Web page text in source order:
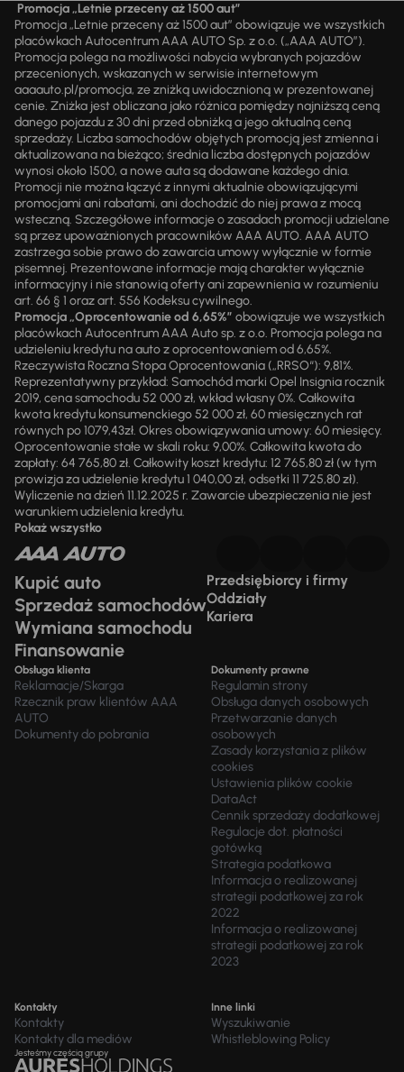
Promocja „Letnie przeceny aż 1500 aut”
Promocja „Letnie przeceny aż 1500 aut” obowiązuje we wszystkich
placówkach Autocentrum AAA AUTO Sp. z o.o. („AAA AUTO”).
Promocja polega na możliwości nabycia wybranych pojazdów
przecenionych, wskazanych w serwisie internetowym
aaaauto.pl/promocja, ze zniżką uwidocznioną w prezentowanej
cenie. Zniżka jest obliczana jako różnica pomiędzy najniższą ceną
danego pojazdu z 30 dni przed obniżką a jego aktualną ceną
sprzedaży. Liczba samochodów objętych promocją jest zmienna i
aktualizowana na bieżąco; średnia liczba dostępnych pojazdów
wynosi około 1500, a nowe auta są dodawane każdego dnia.
Promocji nie można łączyć z innymi aktualnie obowiązującymi
promocjami ani rabatami, ani dochodzić do niej prawa z mocą
wsteczną. Szczegółowe informacje o zasadach promocji udzielane
są przez upoważnionych pracowników AAA AUTO. AAA AUTO
zastrzega sobie prawo do zawarcia umowy wyłącznie w formie
pisemnej. Prezentowane informacje mają charakter wyłącznie
informacyjny i nie stanowią oferty ani zapewnienia w rozumieniu
art. 66 § 1 oraz art. 556 Kodeksu cywilnego.
Promocja „Oprocentowanie od 6,65%” obowiązuje we wszystkich
placówkach Autocentrum AAA Auto sp. z o.o. Promocja polega na
udzieleniu kredytu na auto z oprocentowaniem od 6,65%.
Rzeczywista Roczna Stopa Oprocentowania („RRSO“): 9,81%.
Reprezentatywny przykład: Samochód marki Opel Insignia rocznik
2019, cena samochodu 52 000 zł, wkład własny 0%. Całkowita
kwota kredytu konsumenckiego 52 000 zł, 60 miesięcznych rat
równych po 1079,43zł. Okres obowiązywania umowy: 60 miesięcy.
Oprocentowanie stałe w skali roku: 9,00%. Całkowita kwota do
zapłaty: 64 765,80 zł. Całkowity koszt kredytu: 12 765,80 zł (w tym
prowizja za udzielenie kredytu 1 040,00 zł, odsetki 11 725,80 zł).
Wyliczenie na dzień 11.12.2025 r. Zawarcie ubezpieczenia nie jest
warunkiem udzielenia kredytu.
Pokaż wszystko
Kupić auto
Sprzedaż samochodów
Wymiana samochodu
Finansowanie
Przedsiębiorcy i firmy
Oddziały
Kariera
Obsługa klienta
Reklamacje/Skarga
Rzecznik praw klientów AAA
AUTO
Dokumenty do pobrania
Dokumenty prawne
Regulamin strony
Obsługa danych osobowych
Przetwarzanie danych
osobowych
Zasady korzystania z plików
cookies
Ustawienia plików cookie
DataAct
Cennik sprzedaży dodatkowej
Regulacje dot. płatności
gotówką
Strategia podatkowa
Informacja o realizowanej
strategii podatkowej za rok
2022
Informacja o realizowanej
strategii podatkowej za rok
2023
Kontakty
Kontakty
Kontakty dla mediów
Inne linki
Wyszukiwanie
Whistleblowing Policy
Jesteśmy częścią grupy